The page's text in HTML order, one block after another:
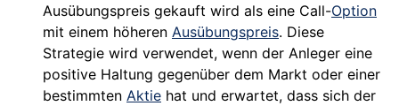
Ausübungspreis gekauft wird als eine Call-Option
mit einem höheren Ausübungspreis. Diese
Strategie wird verwendet, wenn der Anleger eine
positive Haltung gegenüber dem Markt oder einer
bestimmten Aktie hat und erwartet, dass sich der